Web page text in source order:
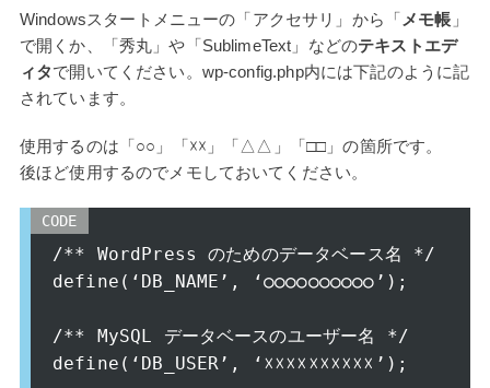
Windowsスタートメニューの「アクセサリ」から「メモ帳 」
で開くか、「秀丸」や「SublimeText」などのテキストエデ
ィタで開いてください。wp-config.php内には下記のように記
されています。
使用するのは「○○」「☓☓」「△△」「□□」の箇所です。
後ほど使用するのでメモしておいてください。
/** WordPress のためのデータベース名 */
define(‘DB_NAME’, ‘○○○○○○○○○○ ’);
/** MySQL データベースのユーザー名 */
define(‘DB_USER’, ‘☓☓☓☓☓☓☓☓☓☓’);